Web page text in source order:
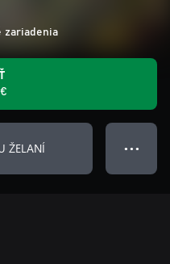
zariadenia
ŽELANÍ ● ● ●